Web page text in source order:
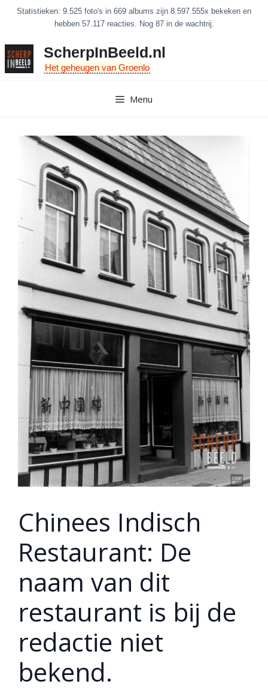
inhoud
Statistieken: 9.525 foto's in 669 albums zijn 8.597.555x bekeken en
hebben 57.117 reacties. Nog 87 in de wachtrij.
ScherpInBeeld.nl
Het geheugen van Groenlo
Menu
Chinees Indisch
Restaurant: De
naam van dit
restaurant is bij de
redactie niet
bekend.